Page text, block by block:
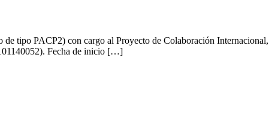
tipo PACP2) con cargo al Proyecto de Colaboración Internacional,
Fecha de inicio […]